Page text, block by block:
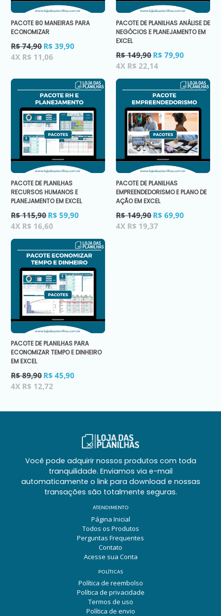
PACOTE 80 MANEIRAS PARA
ECONOMIZAR
Preço
normal
R$ 74,90 R$ 39,90
4X R$ 11,06
PACOTE DE PLANILHAS ANÁLISE DE
NEGÓCIOS E PLANEJAMENTO EM
EXCEL
Preço
normal
R$ 149,90 R$ 79,90
4X R$ 22,14
PACOTE DE PLANILHAS
RECURSOS HUMANOS E
PLANEJAMENTO EM EXCEL
Preço
normal
R$ 115,90 R$ 59,90
4X R$ 16,60
PACOTE DE PLANILHAS
EMPREENDEDORISMO E PLANO DE
AÇÃO EM EXCEL
Preço
normal
R$ 149,90 R$ 69,90
4X R$ 19,37
PACOTE DE PLANILHAS PARA
ECONOMIZAR TEMPO E DINHEIRO
EM EXCEL
Preço
normal
R$ 89,90 R$ 45,90
4X R$ 12,72
Você pode adquirir nossos produtos com toda
tranquilidade. Enviamos via e-mail
automaticamente o link para download e nossas
transações são totalmente seguras.
ATENDIMENTO
Página Inicial
Todos os Produtos
Perguntas Frequentes
Contato
Acesse sua Conta
POLÍTICAS
Política de reembolso
Política de privacidade
Termos de uso
Política de envio